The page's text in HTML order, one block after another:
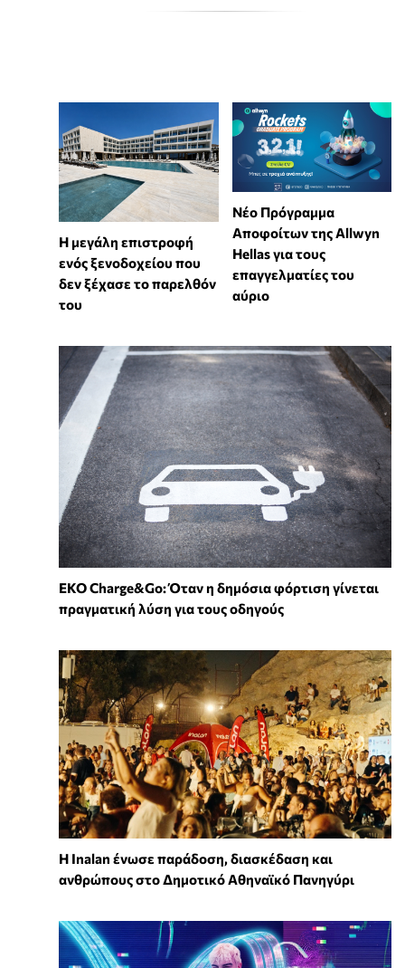
Η μεγάλη επιστροφή
ενός ξενοδοχείου που
δεν ξέχασε το παρελθόν
του
Νέο Πρόγραμμα
Αποφοίτων της Allwyn
Hellas για τους
επαγγελματίες του
αύριο
EKO Charge&Go: Όταν η δημόσια φόρτιση γίνεται
πραγματική λύση για τους οδηγούς
Η Inalan ένωσε παράδοση, διασκέδαση και
ανθρώπους στο Δημοτικό Αθηναϊκό Πανηγύρι